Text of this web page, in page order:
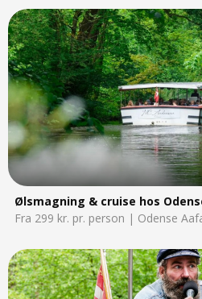
Ølsmagning & cruise hos
Fra 299 kr. pr. person | Odense